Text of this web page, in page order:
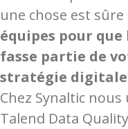
une chose est sûre
équipes pour
fasse partie de
stratégie digitale
Chez Synaltic
Talend Data